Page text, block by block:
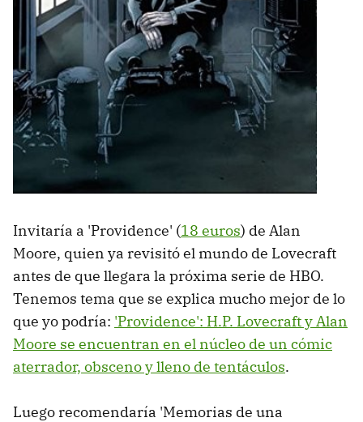
Invitaría a 'Providence' (18 euros) de Alan
Moore, quien ya revisitó el mundo de Lovecraft
antes de que llegara la próxima serie de HBO.
Tenemos tema que se explica mucho mejor de lo
que yo podría: 'Providence': H.P. Lovecraft y Alan
Moore se encuentran en el núcleo de un cómic
aterrador, obsceno y lleno de tentáculos.
Luego recomendaría 'Memorias de una